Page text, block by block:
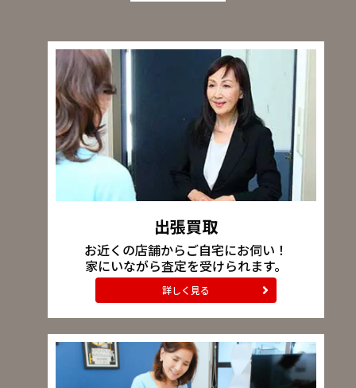
出張買取
お近くの店舗からご自宅にお伺い！
家にいながら査定を受けられます。
詳しく見る